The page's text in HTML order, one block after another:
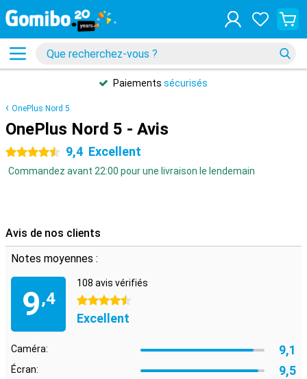
Paiements sécurisés
OnePlus Nord 5
OnePlus Nord 5 - Avis
4.5 étoiles 9,4 Excellent
Commandez avant 22:00 pour une livraison le lendemain
Avis de nos clients
Notes moyennes :
9,4
108 avis vérifiés
4.5 étoiles
Excellent
Caméra: 9,1
Écran: 9,5